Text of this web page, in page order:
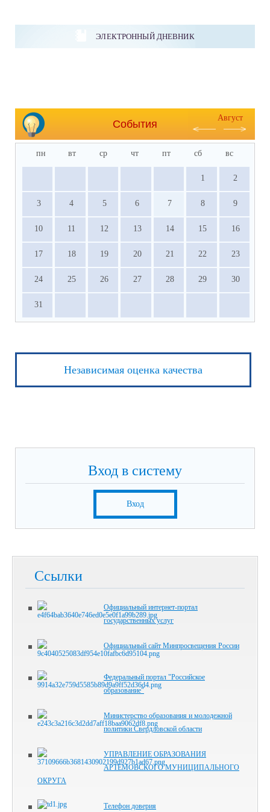
ЭЛЕКТРОННЫЙ ДНЕВНИК
События
Август
пн вт ср чт пт сб вс
1 2
3 4 5 6 7 8 9
10 11 12 13 14 15 16
17 18 19 20 21 22 23
24 25 26 27 28 29 30
31
Независимая оценка качества
Вход в систему
Вход
Ссылки
Официальный интернет-портал
государственных услуг
Официальный сайт Минпросвещения России
Федеральный портал "Российское
образование"
Министерство образования и молодежной
политики Свердловской области
УПРАВЛЕНИЕ ОБРАЗОВАНИЯ
АРТЕМОВСКОГО МУНИЦИПАЛЬНОГО
ОКРУГА
Телефон доверия